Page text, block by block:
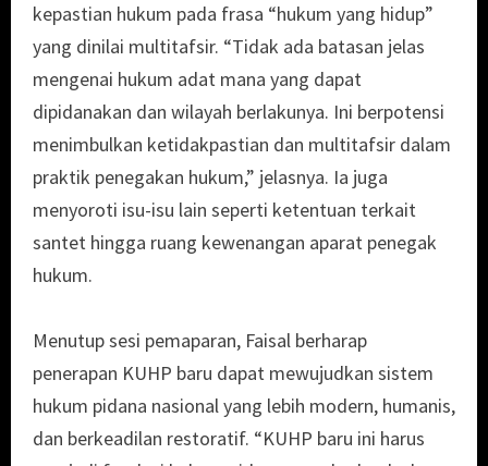
kepastian hukum pada frasa “hukum yang hidup”
yang dinilai multitafsir. “Tidak ada batasan jelas
mengenai hukum adat mana yang dapat
dipidanakan dan wilayah berlakunya. Ini berpotensi
menimbulkan ketidakpastian dan multitafsir dalam
praktik penegakan hukum,” jelasnya. Ia juga
menyoroti isu-isu lain seperti ketentuan terkait
santet hingga ruang kewenangan aparat penegak
hukum.
Menutup sesi pemaparan, Faisal berharap
penerapan KUHP baru dapat mewujudkan sistem
hukum pidana nasional yang lebih modern, humanis,
dan berkeadilan restoratif. “KUHP baru ini harus